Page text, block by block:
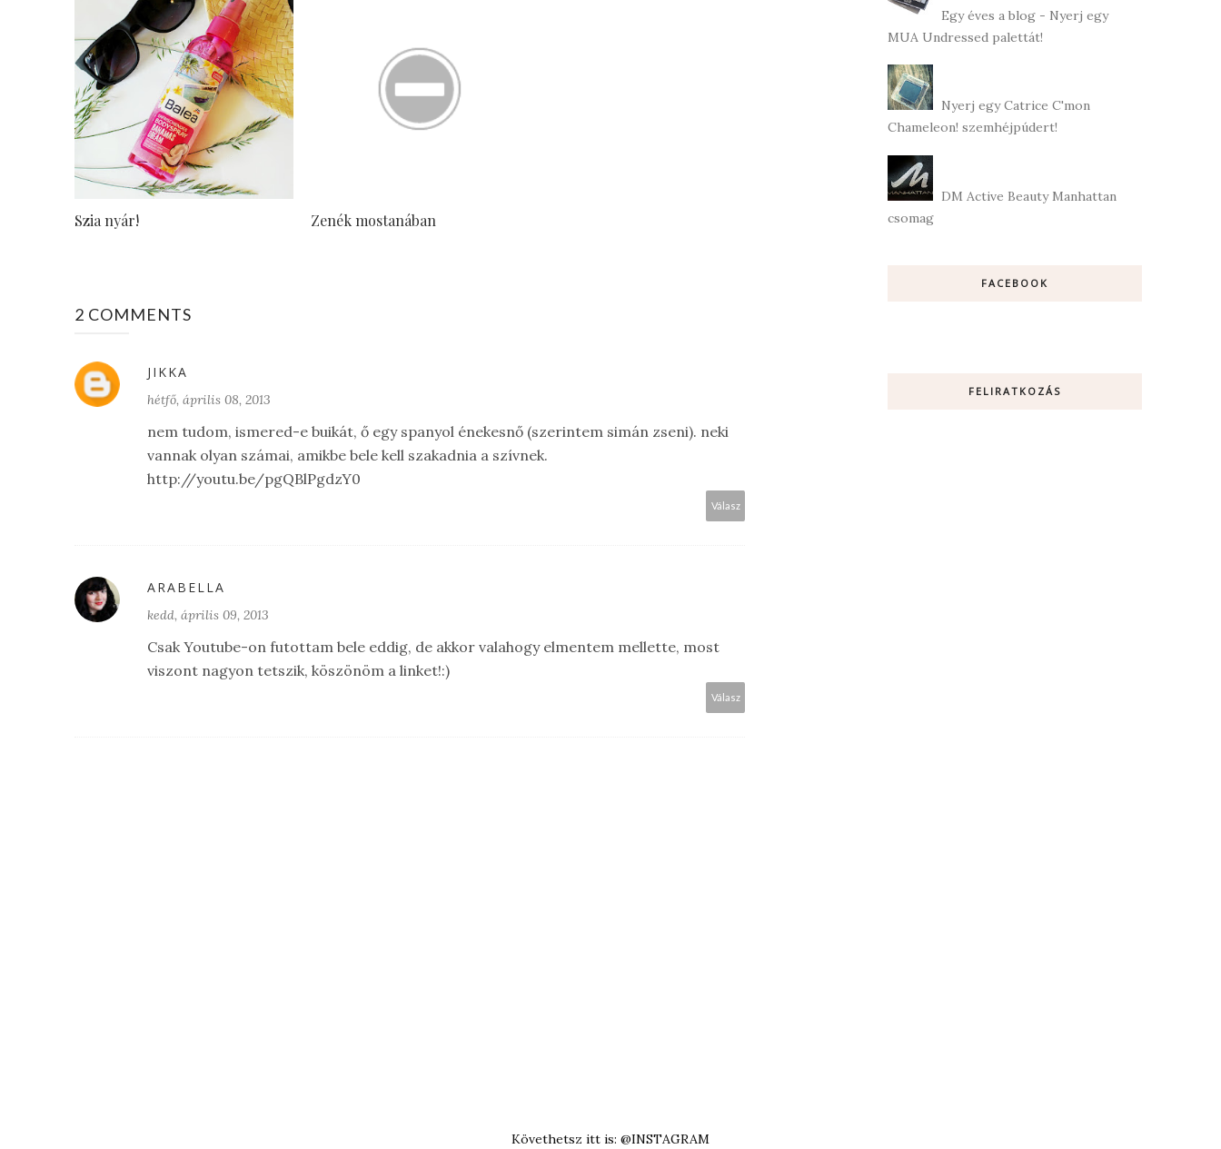
Szia nyár! Zenék mostanában
2 COMMENTS
JIKKA
hétfő, április 08, 2013
nem tudom, ismered-e buikát, ő egy spanyol énekesnő (szerintem simán zseni). neki
vannak olyan számai, amikbe bele kell szakadnia a szívnek.
http://youtu.be/pgQBlPgdzY0
Válasz
ARABELLA
kedd, április 09, 2013
Csak Youtube-on futottam bele eddig, de akkor valahogy elmentem mellette, most
viszont nagyon tetszik, köszönöm a linket!:)
Válasz
Egy éves a blog - Nyerj egy
MUA Undressed palettát!
Nyerj egy Catrice C'mon
Chameleon! szemhéjpúdert!
DM Active Beauty Manhattan
csomag
FACEBOOK
FELIRATKOZÁS
Követhetsz itt is: @INSTAGRAM